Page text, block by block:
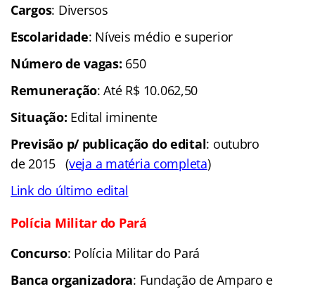
Cargos: Diversos
Escolaridade: Níveis médio e superior
Número de vagas: 650
Remuneração: Até R$ 10.062,50
Situação: Edital iminente
Previsão p/ publicação do edital: outubro
de 2015 (veja a matéria completa)
Link do último edital
Polícia Militar do Pará
Concurso: Polícia Militar do Pará
Banca organizadora: Fundação de Amparo e